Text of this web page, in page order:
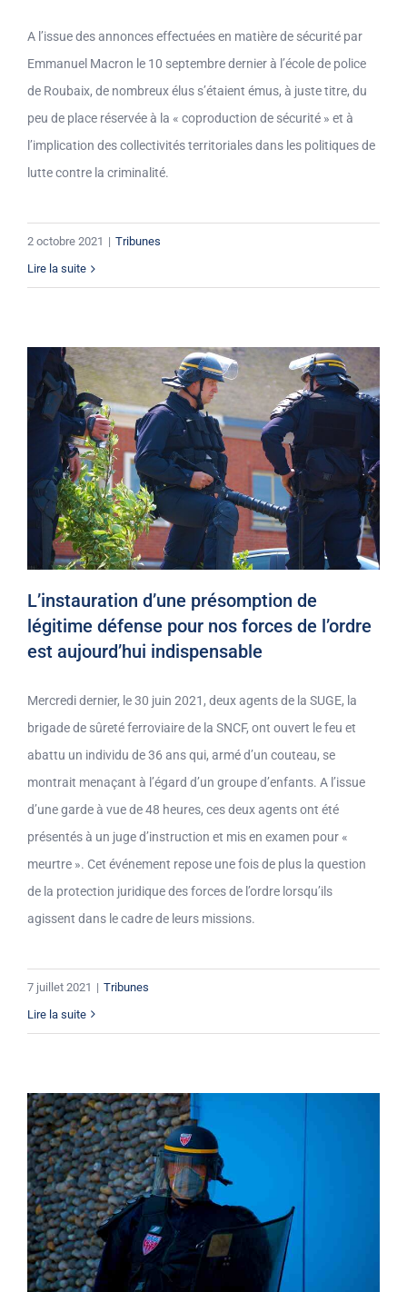
A l’issue des annonces effectuées en matière de sécurité par
Emmanuel Macron le 10 septembre dernier à l’école de police
de Roubaix, de nombreux élus s’étaient émus, à juste titre, du
peu de place réservée à la « coproduction de sécurité » et à
l’implication des collectivités territoriales dans les politiques de
lutte contre la criminalité.
2 octobre 2021 | Tribunes
Lire la suite
L’instauration d’une présomption de
légitime défense pour nos forces de l’ordre
est aujourd’hui indispensable
Mercredi dernier, le 30 juin 2021, deux agents de la SUGE, la
brigade de sûreté ferroviaire de la SNCF, ont ouvert le feu et
abattu un individu de 36 ans qui, armé d’un couteau, se
montrait menaçant à l’égard d’un groupe d’enfants. A l’issue
d’une garde à vue de 48 heures, ces deux agents ont été
présentés à un juge d’instruction et mis en examen pour «
meurtre ». Cet événement repose une fois de plus la question
de la protection juridique des forces de l’ordre lorsqu’ils
agissent dans le cadre de leurs missions.
7 juillet 2021 | Tribunes
Lire la suite